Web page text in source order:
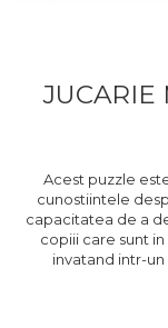
Felicitari din lemn
Rame foto din
Camion din lemn
Aromaterapie
JUCARIE
Acest puzzle
cunostiintele
capacitatea de a
copiii care sunt
invatand intr-